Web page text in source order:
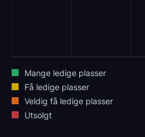
Mange ledige plasser
Få ledige plasser
Veldig få ledige plasser
Utsolgt